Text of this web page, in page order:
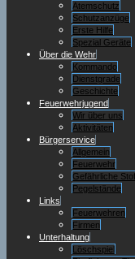
Atemschutz
Schutzanzüge
Erste Hilfe
Spezial Geräte
Über die Wehr
Kommando
Dienstgrade
Geschichte
Feuerwehrjugend
Wir über uns
Aktivitäten
Bürgerservice
Allgemein
Feuerwehr
Gefährliche
Pegelstände
Links
Feuerwehren
Firmen
Unterhaltung
Löschspiel